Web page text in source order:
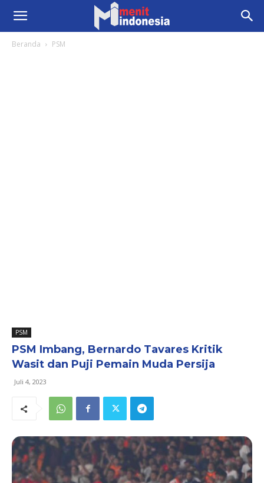
Beranda PSM
PSM
PSM Imbang, Bernardo Tavares Kritik
Wasit dan Puji Pemain Muda Persija
Juli 4, 2023